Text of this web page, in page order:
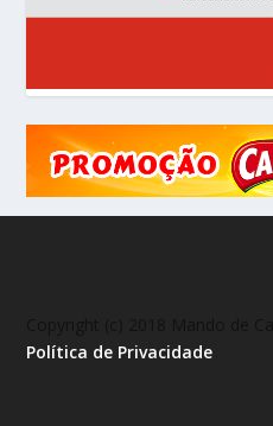
Política de Privacidade